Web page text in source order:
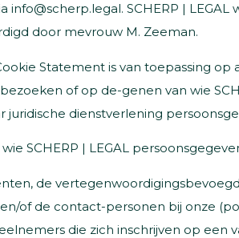
info@scherp.legal. SCHERP | LEGAL
door mevrouw M. Zeeman.
Statement is van toepassing op
of op de-genen van wie
juridische dienstverlening
SCHERP | LEGAL
de
of de contact-personen bij onze
die zich inschrijven op een